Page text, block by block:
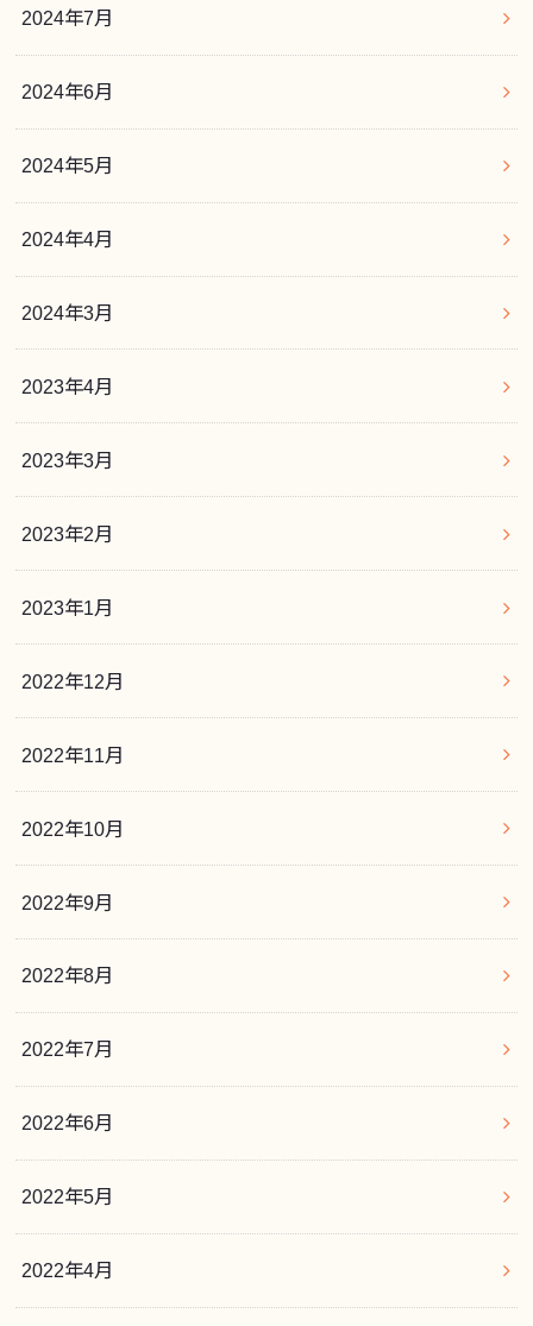
2024年7月
2024年6月
2024年5月
2024年4月
2024年3月
2023年4月
2023年3月
2023年2月
2023年1月
2022年12月
2022年11月
2022年10月
2022年9月
2022年8月
2022年7月
2022年6月
2022年5月
2022年4月